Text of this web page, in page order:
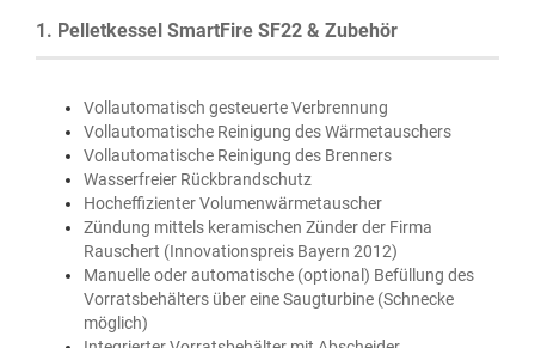
1. Pelletkessel SmartFire SF22 & Zubehör
Vollautomatisch gesteuerte Verbrennung
Vollautomatische Reinigung des Wärmetauschers
Vollautomatische Reinigung des Brenners
Wasserfreier Rückbrandschutz
Hocheffizienter Volumenwärmetauscher
Zündung mittels keramischen Zünder der Firma
Rauschert (Innovationspreis Bayern 2012)
Manuelle oder automatische (optional) Befüllung des
Vorratsbehälters über eine Saugturbine (Schnecke
möglich)